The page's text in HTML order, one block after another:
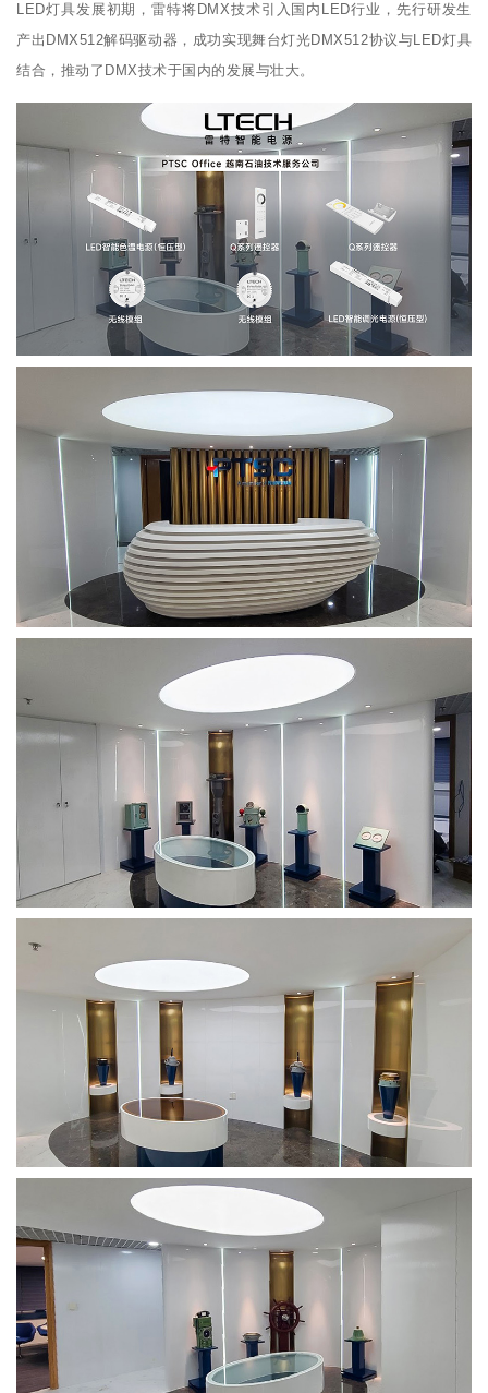
LED灯具发展初期，雷特将DMX技术引入国内LED行业，先行研发生
产出DMX512解码驱动器，成功实现舞台灯光DMX512协议与LED灯具
结合，推动了DMX技术于国内的发展与壮大。